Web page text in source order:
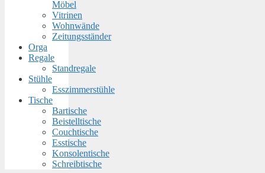
Möbel
Vitrinen
Wohnwände
Zeitungsständer
Orga
Regale
Standregale
Stühle
Esszimmerstühle
Tische
Bartische
Beistelltische
Couchtische
Esstische
Konsolentische
Schreibtische